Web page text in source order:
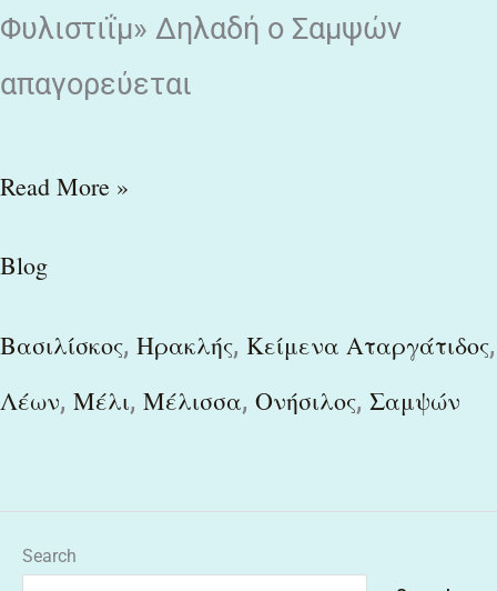
Φυλιστιΐμ» Δηλαδή ο Σαμψών
απαγορεύεται
Read More »
Blog
Βασιλίσκος, Ηρακλής, Κείμενα Αταργάτιδος,
Λέων, Μέλι, Μέλισσα, Ονήσιλος, Σαμψών
Search